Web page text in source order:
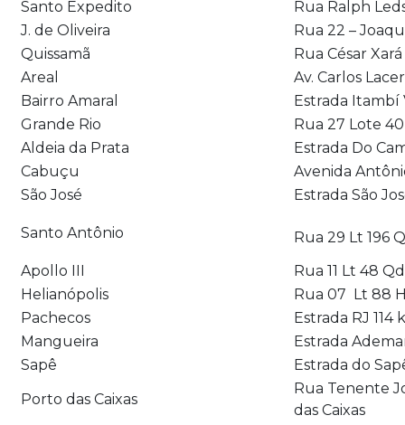
Santo Expedito
Rua Ralph
J. de Oliveira
Rua 22 –
Quissamã
Rua César
Areal
Av. Carlos
Bairro Amaral
Estrada Itambí
Grande Rio
Rua 27 Lote
Aldeia da Prata
Estrada Do
Cabuçu
Avenida
São José
Estrada São
Santo Antônio
Rua 29 Lt 196
Apollo III
Rua 11 Lt 48
Helianópolis
Rua 07 Lt 88
Pachecos
Estrada RJ 114
Mangueira
Estrada
Sapê
Estrada do
Porto das Caixas
Rua Tenente
das Caixas